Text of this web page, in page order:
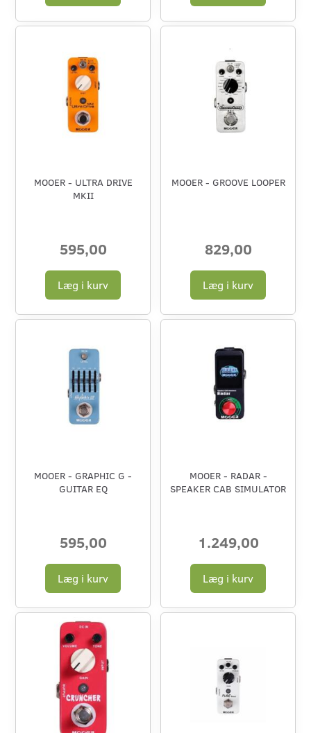
MOOER - ULTRA DRIVE
MKII
595,00
Læg i kurv
MOOER - GROOVE LOOPER
829,00
Læg i kurv
MOOER - GRAPHIC G -
GUITAR EQ
595,00
Læg i kurv
MOOER - RADAR -
SPEAKER CAB SIMULATOR
1.249,00
Læg i kurv